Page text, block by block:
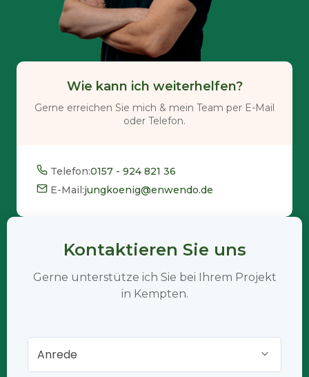
Wie kann ich weiterhelfen?
Gerne erreichen Sie mich & mein Team per E-Mail
oder Telefon.
Telefon:0157 - 924 821 36
E-Mail:jungkoenig@enwendo.de
Kontaktieren Sie uns
Gerne unterstütze ich Sie bei Ihrem Projekt
in Kempten.